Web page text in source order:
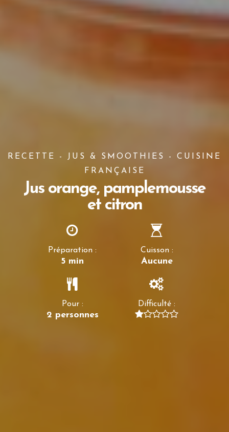
RECETTE - JUS & SMOOTHIES - CUISINE
FRANÇAISE
Jus orange, pamplemousse
et citron
Préparation :
5 min
Cuisson :
Aucune
Pour :
2 personnes
Difficulté :